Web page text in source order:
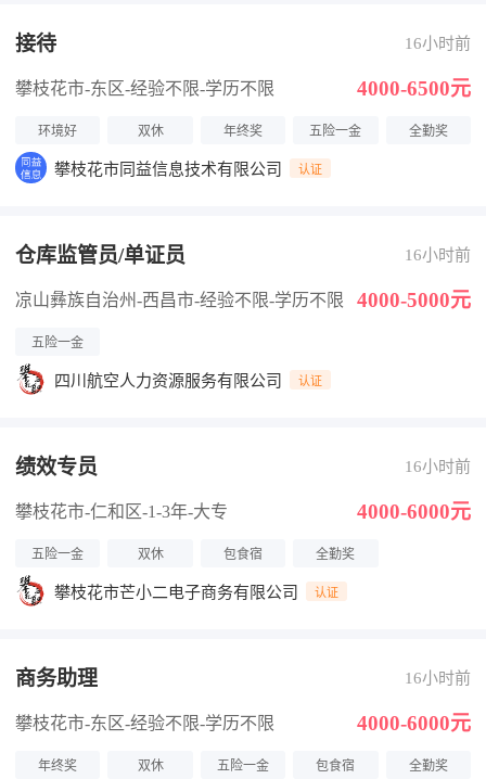
接待 16小时前
攀枝花市-东区-经验不限-学历不限 4000-6500元
环境好 双休 年终奖 五险一金 全勤奖
攀枝花市同益信息技术有限公司 认证
仓库监管员/单证员 16小时前
凉山彝族自治州-西昌市-经验不限-学历不限 4000-5000元
五险一金
四川航空人力资源服务有限公司 认证
绩效专员 16小时前
攀枝花市-仁和区-1-3年-大专 4000-6000元
五险一金 双休 包食宿 全勤奖
攀枝花市芒小二电子商务有限公司 认证
商务助理 16小时前
攀枝花市-东区-经验不限-学历不限 4000-6000元
年终奖 双休 五险一金 包食宿 全勤奖